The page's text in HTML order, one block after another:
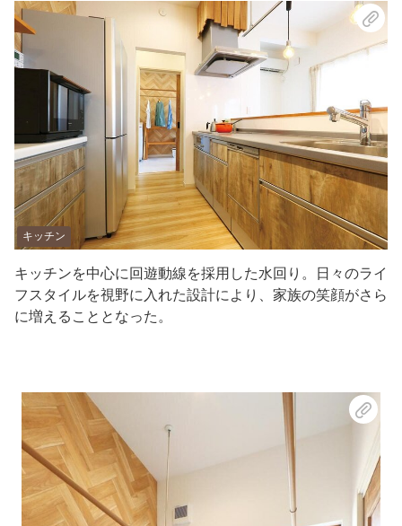
キッチン
キッチンを中心に回遊動線を採用した水回り。日々のライ
フスタイルを視野に入れた設計により、家族の笑顔がさら
に増えることとなった。